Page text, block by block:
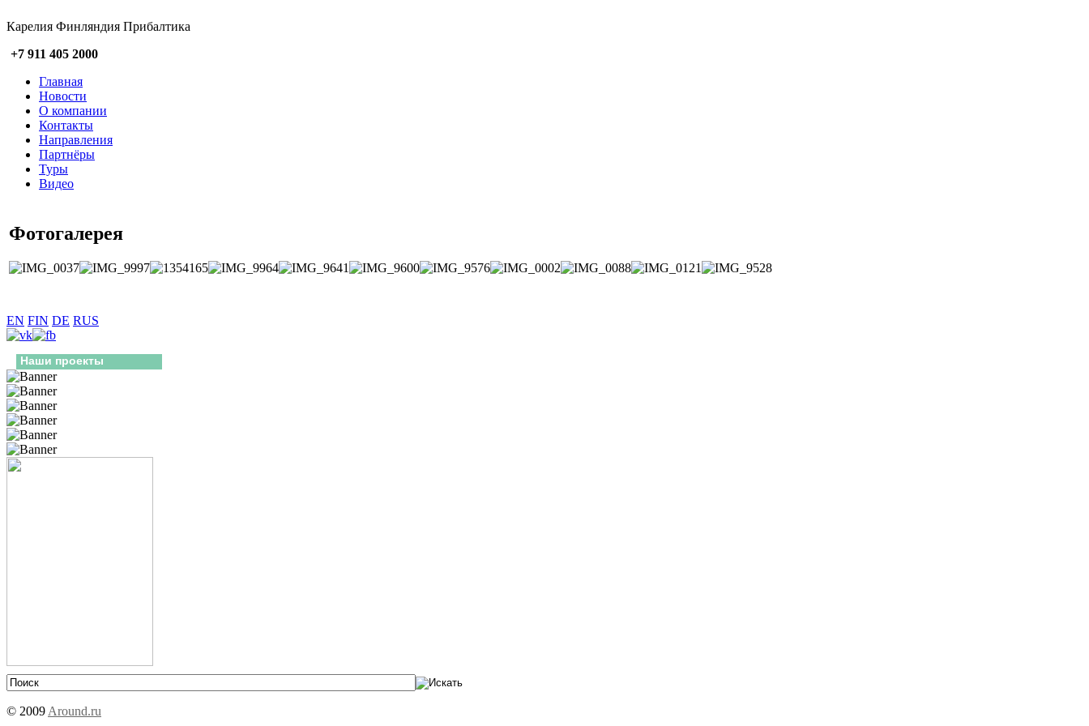
Карелия Финляндия Прибалтика
+7 911 405 2000
Главная
Новости
О компании
Контакты
Направления
Партнёры
Туры
Видео
Фотогалерея
EN FIN DE RUS
Наши проекты
© 2009 Around.ru